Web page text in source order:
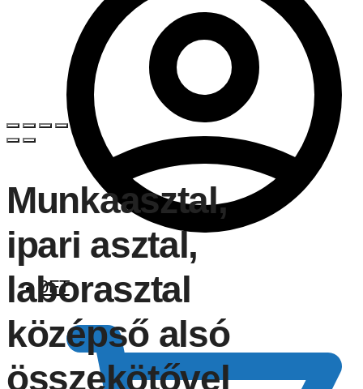
0FT
Munkaasztal,
ipari asztal,
laborasztal
középső alsó
összekötővel